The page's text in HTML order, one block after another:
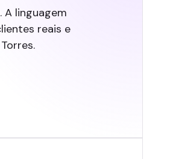
linguagem
reais e